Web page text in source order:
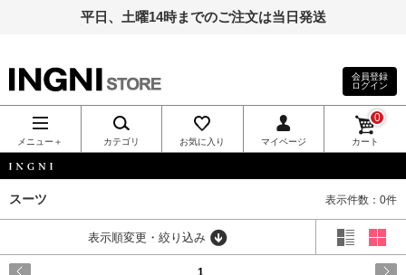
平日、土曜14時までのご注文は当日発送
INGNI（イン
グ）公式通
販｜INGNI
STORE
会員登録
ログイン
メニュー＋ カテゴリ お気に入り マイページ カート
0
スーツ 表示件数：0件
表示順変更・絞り込み
1